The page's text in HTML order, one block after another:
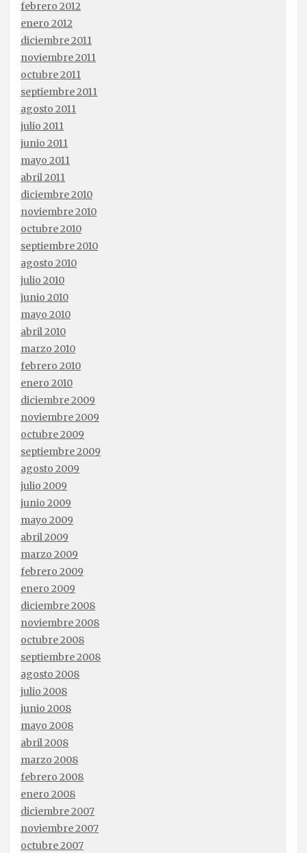
febrero 2012
enero 2012
diciembre 2011
noviembre 2011
octubre 2011
septiembre 2011
agosto 2011
julio 2011
junio 2011
mayo 2011
abril 2011
diciembre 2010
noviembre 2010
octubre 2010
septiembre 2010
agosto 2010
julio 2010
junio 2010
mayo 2010
abril 2010
marzo 2010
febrero 2010
enero 2010
diciembre 2009
noviembre 2009
octubre 2009
septiembre 2009
agosto 2009
julio 2009
junio 2009
mayo 2009
abril 2009
marzo 2009
febrero 2009
enero 2009
diciembre 2008
noviembre 2008
octubre 2008
septiembre 2008
agosto 2008
julio 2008
junio 2008
mayo 2008
abril 2008
marzo 2008
febrero 2008
enero 2008
diciembre 2007
noviembre 2007
octubre 2007